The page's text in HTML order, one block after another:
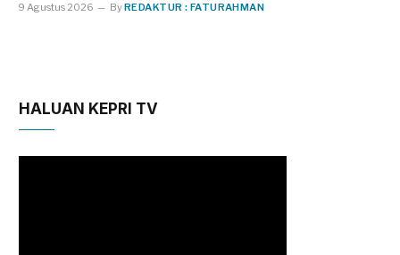
9 Agustus 2026 ByREDAKTUR : FATURAHMAN
HALUAN KEPRI TV